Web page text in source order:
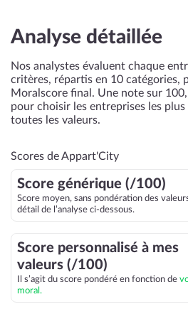
Analyse détaillée
Nos analystes évaluent chaque
critères, répartis en 10 catégories,
Moralscore final. Une note sur
pour choisir les entreprises les plus
toutes les valeurs.
Scores de Appart'City
Score générique (/100)
Score moyen, sans pondération des
détail de l’analyse ci-dessous.
Score personnalisé à mes
valeurs (/100)
Il s’agit du score pondéré en fonction de
moral.